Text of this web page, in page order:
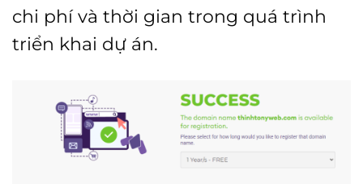
chi phí và thời gian trong quá trình
triển khai dự án.